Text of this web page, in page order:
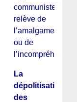
communistes
relève de
l’amalgame
ou de
La
dépolitisation
des